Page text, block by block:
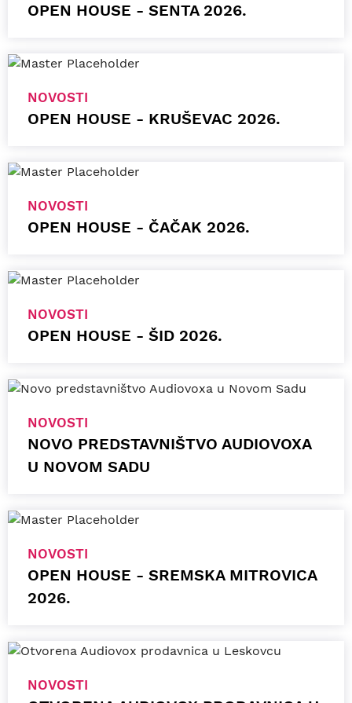
OPEN HOUSE - SENTA 2026.
NOVOSTI
OPEN HOUSE - KRUŠEVAC 2026.
NOVOSTI
OPEN HOUSE - ČAČAK 2026.
NOVOSTI
OPEN HOUSE - ŠID 2026.
NOVOSTI
NOVO PREDSTAVNIŠTVO AUDIOVOXA
U NOVOM SADU
NOVOSTI
OPEN HOUSE - SREMSKA MITROVICA
2026.
NOVOSTI